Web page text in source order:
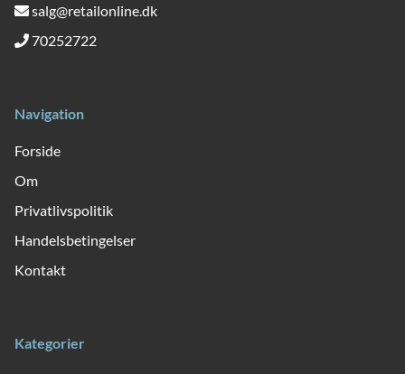
salg@retailonline.dk
70252722
Navigation
Forside
Om
Privatlivspolitik
Handelsbetingelser
Kontakt
Kategorier